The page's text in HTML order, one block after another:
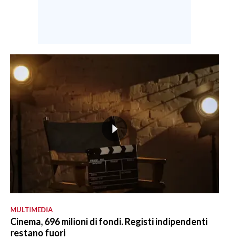
MULTIMEDIA
Cinema, 696 milioni di fondi. Registi indipendenti
restano fuori